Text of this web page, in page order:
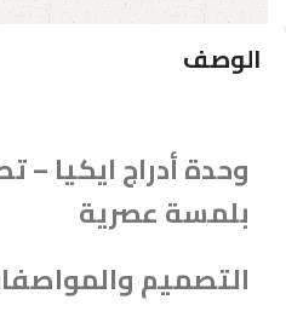
الوصف
وحدة أدراج ايكيا
بلمسة عصرية
التصميم